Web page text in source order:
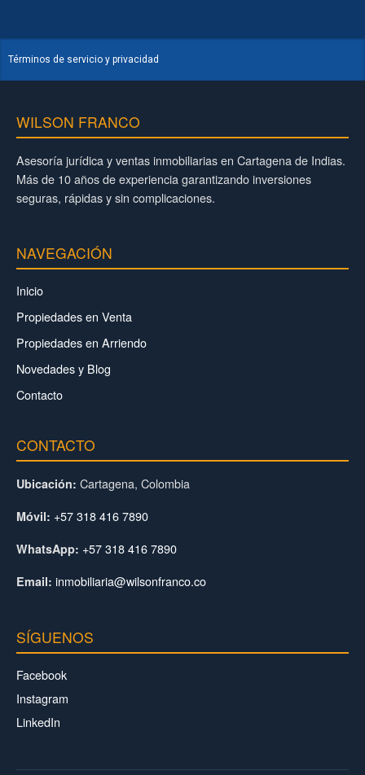
Términos de servicio y privacidad
WILSON FRANCO
Asesoría jurídica y ventas inmobiliarias en Cartagena de Indias.
Más de 10 años de experiencia garantizando inversiones
seguras, rápidas y sin complicaciones.
NAVEGACIÓN
Inicio
Propiedades en Venta
Propiedades en Arriendo
Novedades y Blog
Contacto
CONTACTO
Ubicación: Cartagena, Colombia
Móvil: +57 318 416 7890
WhatsApp: +57 318 416 7890
Email: inmobiliaria@wilsonfranco.co
SÍGUENOS
Facebook
Instagram
LinkedIn